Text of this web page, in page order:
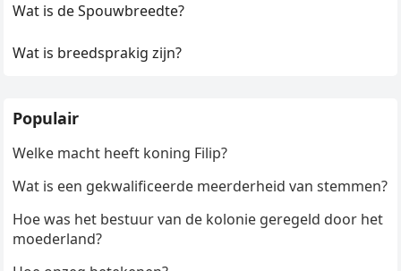
Wat is de Spouwbreedte?
Wat is breedsprakig zijn?
Populair
Welke macht heeft koning Filip?
Wat is een gekwalificeerde meerderheid van stemmen?
Hoe was het bestuur van de kolonie geregeld door het
moederland?